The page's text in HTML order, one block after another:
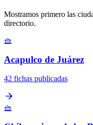
Mostramos primero las
directorio.
🧺
Acapulco de Juárez
42 fichas publicadas
🧺